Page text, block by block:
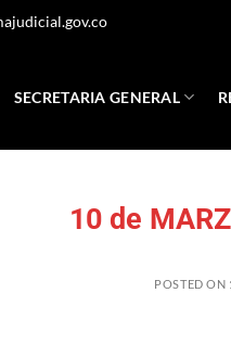
SECRETARIA GENERAL
10 de
POSTED ON